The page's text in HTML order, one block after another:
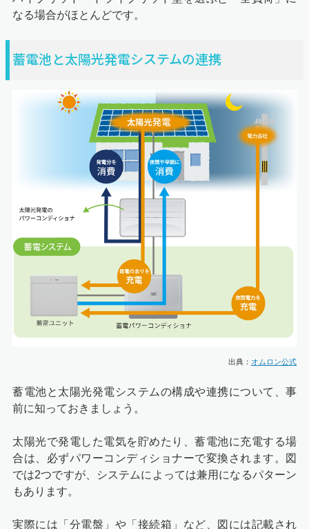
なる場合がほとんどです。
蓄電池と太陽光発電システムの連携
出典： オムロン公式
蓄電池と太陽光発電システムの構成や連携について、事
前に知っておきましょう。
太陽光で発電した電気を貯めたり、蓄電池に充電する場
合は、必ずパワーコンディショナーで変換されます。図
では2つですが、システムによっては兼用になるパターン
もあります。
実際には「分電盤」や「接続箱」など、図には記載され